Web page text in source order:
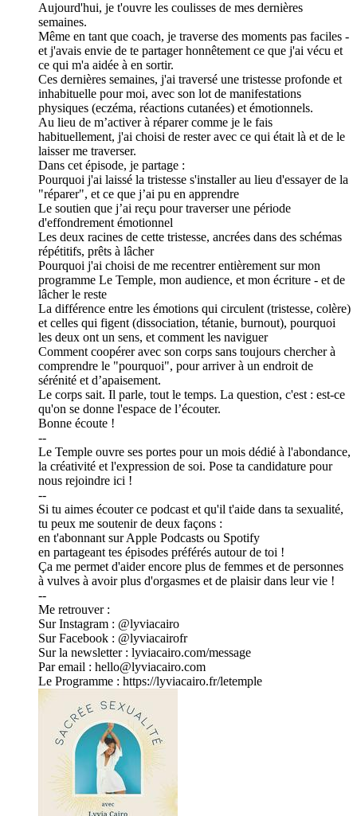
Aujourd'hui, je t'ouvre les coulisses de mes dernières
semaines.
Même en tant que coach, je traverse des moments pas faciles -
et j'avais envie de te partager honnêtement ce que j'ai vécu et
ce qui m'a aidée à en sortir.
Ces dernières semaines, j'ai traversé une tristesse profonde et
inhabituelle pour moi, avec son lot de manifestations
physiques (eczéma, réactions cutanées) et émotionnels.
Au lieu de m’activer à réparer comme je le fais
habituellement, j'ai choisi de rester avec ce qui était là et de le
laisser me traverser.
Dans cet épisode, je partage :
Pourquoi j'ai laissé la tristesse s'installer au lieu d'essayer de la
"réparer", et ce que j’ai pu en apprendre
Le soutien que j’ai reçu pour traverser une période
d'effondrement émotionnel
Les deux racines de cette tristesse, ancrées dans des schémas
répétitifs, prêts à lâcher
Pourquoi j'ai choisi de me recentrer entièrement sur mon
programme Le Temple, mon audience, et mon écriture - et de
lâcher le reste
La différence entre les émotions qui circulent (tristesse, colère)
et celles qui figent (dissociation, tétanie, burnout), pourquoi
les deux ont un sens, et comment les naviguer
Comment coopérer avec son corps sans toujours chercher à
comprendre le "pourquoi", pour arriver à un endroit de
sérénité et d’apaisement.
Le corps sait. Il parle, tout le temps. La question, c'est : est-ce
qu'on se donne l'espace de l’écouter.
Bonne écoute !
--
Le Temple ouvre ses portes pour un mois dédié à l'abondance,
la créativité et l'expression de soi. Pose ta candidature pour
nous rejoindre ici !
--
Si tu aimes écouter ce podcast et qu'il t'aide dans ta sexualité,
tu peux me soutenir de deux façons :
en t'abonnant sur Apple Podcasts ou Spotify
en partageant tes épisodes préférés autour de toi !
Ça me permet d'aider encore plus de femmes et de personnes
à vulves à avoir plus d'orgasmes et de plaisir dans leur vie !
--
Me retrouver :
Sur Instagram : @lyviacairo
Sur Facebook : @lyviacairofr
Sur la newsletter : lyviacairo.com/message
Par email : hello@lyviacairo.com
Le Programme : https://lyviacairo.fr/letemple